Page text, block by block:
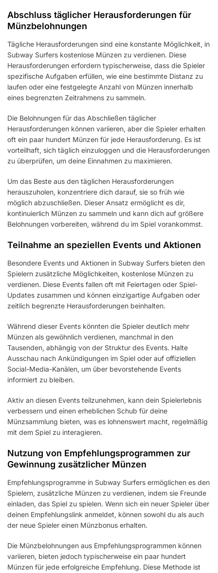
Abschluss täglicher Herausforderungen für
Münzbelohnungen
Tägliche Herausforderungen sind eine konstante Möglichkeit, in
Subway Surfers kostenlose Münzen zu verdienen. Diese
Herausforderungen erfordern typischerweise, dass die Spieler
spezifische Aufgaben erfüllen, wie eine bestimmte Distanz zu
laufen oder eine festgelegte Anzahl von Münzen innerhalb
eines begrenzten Zeitrahmens zu sammeln.
Die Belohnungen für das Abschließen täglicher
Herausforderungen können variieren, aber die Spieler erhalten
oft ein paar hundert Münzen für jede Herausforderung. Es ist
vorteilhaft, sich täglich einzuloggen und die Herausforderungen
zu überprüfen, um deine Einnahmen zu maximieren.
Um das Beste aus den täglichen Herausforderungen
herauszuholen, konzentriere dich darauf, sie so früh wie
möglich abzuschließen. Dieser Ansatz ermöglicht es dir,
kontinuierlich Münzen zu sammeln und kann dich auf größere
Belohnungen vorbereiten, während du im Spiel vorankommst.
Teilnahme an speziellen Events und Aktionen
Besondere Events und Aktionen in Subway Surfers bieten den
Spielern zusätzliche Möglichkeiten, kostenlose Münzen zu
verdienen. Diese Events fallen oft mit Feiertagen oder Spiel-
Updates zusammen und können einzigartige Aufgaben oder
zeitlich begrenzte Herausforderungen beinhalten.
Während dieser Events könnten die Spieler deutlich mehr
Münzen als gewöhnlich verdienen, manchmal in den
Tausenden, abhängig von der Struktur des Events. Halte
Ausschau nach Ankündigungen im Spiel oder auf offiziellen
Social-Media-Kanälen, um über bevorstehende Events
informiert zu bleiben.
Aktiv an diesen Events teilzunehmen, kann dein Spielerlebnis
verbessern und einen erheblichen Schub für deine
Münzsammlung bieten, was es lohnenswert macht, regelmäßig
mit dem Spiel zu interagieren.
Nutzung von Empfehlungsprogrammen zur
Gewinnung zusätzlicher Münzen
Empfehlungsprogramme in Subway Surfers ermöglichen es den
Spielern, zusätzliche Münzen zu verdienen, indem sie Freunde
einladen, das Spiel zu spielen. Wenn sich ein neuer Spieler über
deinen Empfehlungslink anmeldet, können sowohl du als auch
der neue Spieler einen Münzbonus erhalten.
Die Münzbelohnungen aus Empfehlungsprogrammen können
variieren, bieten jedoch typischerweise ein paar hundert
Münzen für jede erfolgreiche Empfehlung. Diese Methode ist